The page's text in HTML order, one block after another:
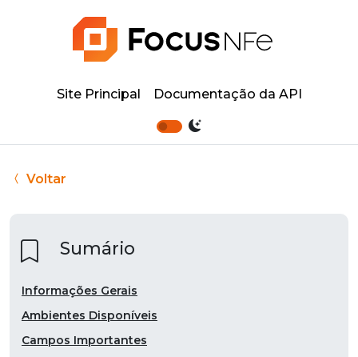
Site Principal Documentação da API
Voltar
Sumário
Informações Gerais
Ambientes Disponíveis
Campos Importantes